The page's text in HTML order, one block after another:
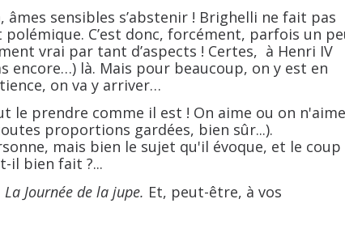
sensibles s’abstenir ! Brighelli ne fait pas
polémique. C’est donc, forcément, parfois un
vrai par tant d’aspects ! Certes, à Henri IV
encore…) là. Mais pour beaucoup, on y est en
on va y arriver…
comme il est ! On aime ou on n'aime
proportions gardées, bien sûr...).
mais bien le sujet qu'il évoque, et le coup
il bien fait ?...
La Journée de la jupe. Et, peut-être, à vos